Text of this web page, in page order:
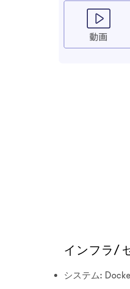
インフラ/
システム: